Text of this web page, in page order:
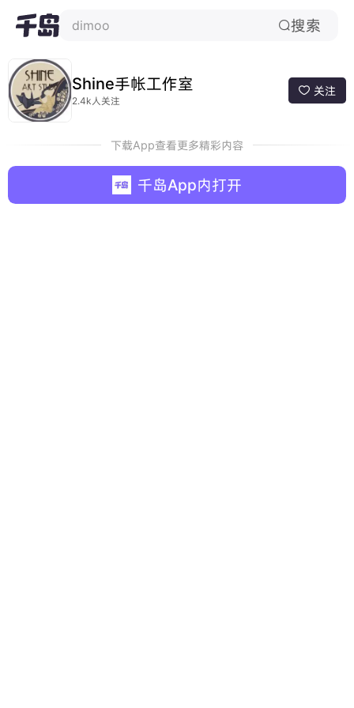
dimoo 搜索
Shine手帐工作室
2.4k人关注
 关注
下载App查看更多精彩内容
千岛App内打开